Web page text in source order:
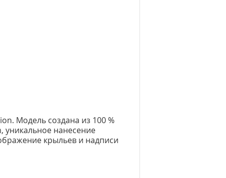
Модель создана из 100 %
уникальное нанесение
крыльев и надписи